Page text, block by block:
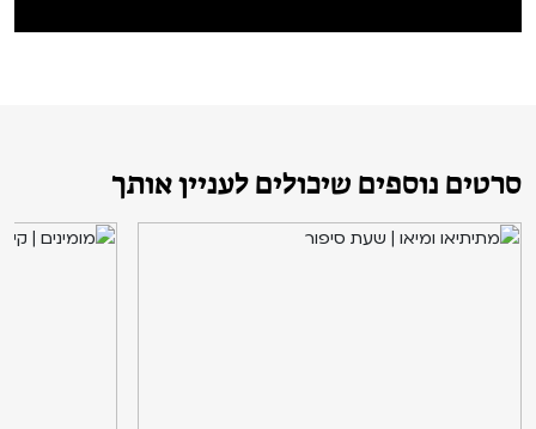
סרטים נוספים שיכולים לעניין אותך